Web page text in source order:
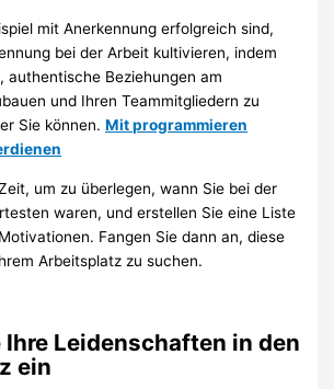
mit Anerkennung erfolgreich sind,
bei der Arbeit kultivieren, indem
authentische Beziehungen am
und Ihren Teammitgliedern zu
Sie können.Mit programmieren
um zu überlegen, wann Sie bei der
waren, und erstellen Sie eine Liste
Fangen Sie dann an, diese
Arbeitsplatz zu suchen.
Ihre Leidenschaften in den
ein